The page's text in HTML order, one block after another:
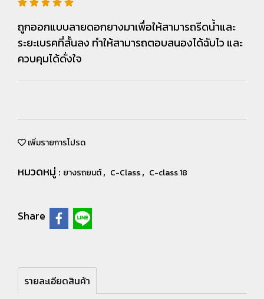
ถูกออกแบบลายดอกยางมาเพื่อให้สามารถรีดน้ำและ
ระยะเบรคที่สั้นลง ทำให้สามารถตอบสนองได้ฉับไว และ
ควบคุมได้ดั่งใจ
เพิ่มรายการโปรด
หมวดหมู่ : ยางรถยนต์, C-Class, C-class 18
Share
รายละเอียดสินค้า